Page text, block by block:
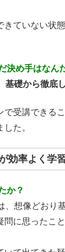
きていない状
決め手はなん
基礎から徹底
受講できる
た。
効率よく学
か？
、想像どおり
に思ったこ